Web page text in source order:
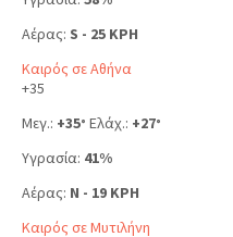
Αέρας: S - 25 KPH
Καιρός σε Αθήνα
+35
Μεγ.: +35° Ελάχ.: +27°
Υγρασία: 41%
Αέρας: N - 19 KPH
Καιρός σε Μυτιλήνη